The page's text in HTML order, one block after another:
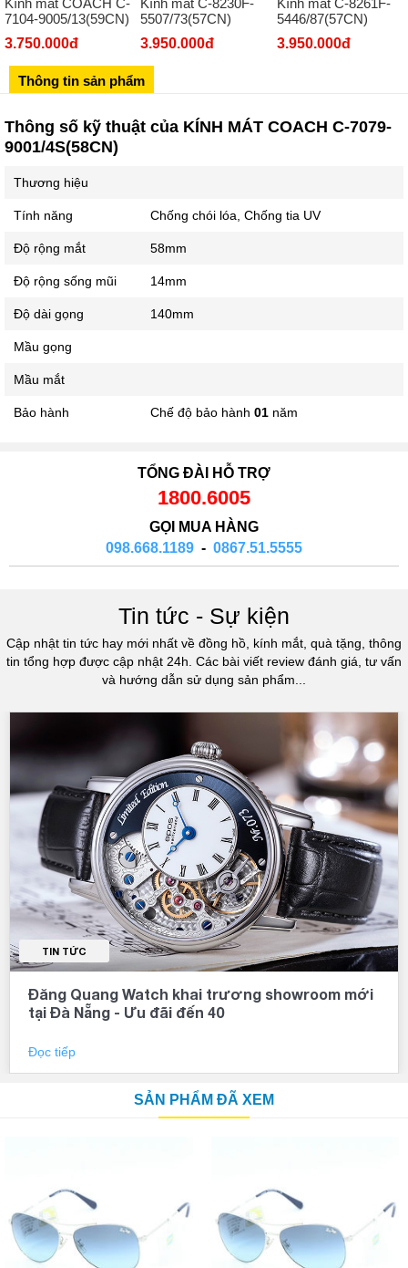
Số 273 Nguyễn Văn Cừ - Long Biên - Hà Nội
02439392490
Showroom 86: BH9A-SP.9A-63 Vinhomes Ocean Park 1, Dương
Kính mát COACH C-
7104-9005/13(59CN)
3.750.000đ
Kính mát C-8230F-
5507/73(57CN)
3.950.000đ
Kính mát C-8261F-
5446/87(57CN)
3.950.000đ
Thông tin sản phẩm
Thông số kỹ thuật của KÍNH MÁT COACH C-7079-
9001/4S(58CN)
Thương hiệu
Tính năng Chống chói lóa, Chống tia UV
Độ rộng mắt 58mm
Độ rộng sống mũi 14mm
Độ dài gọng 140mm
Mầu gọng
Mầu mắt
Bảo hành Chế độ bảo hành 01 năm
TỔNG ĐÀI HỖ TRỢ
1800.6005
GỌI MUA HÀNG
098.668.1189 - 0867.51.5555
Tin tức - Sự kiện
Cập nhật tin tức hay mới nhất về đồng hồ, kính mắt, quà tặng, thông
tin tổng hợp được cập nhật 24h. Các bài viết review đánh giá, tư vấn
và hướng dẫn sử dụng sản phẩm...
TIN TỨC
Đăng Quang Watch khai trương showroom mới
tại Đà Nẵng - Ưu đãi đến 40
Đọc tiếp
SẢN PHẨM ĐÃ XEM